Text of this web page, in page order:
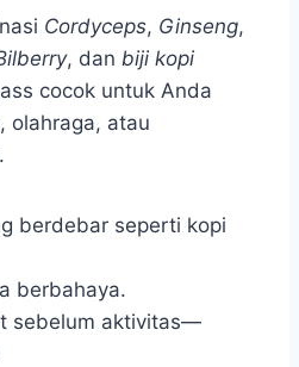
Cordyceps, Ginseng,
, dan biji kopi
cocok untuk Anda
olahraga, atau
berdebar seperti kopi
berbahaya.
sebelum aktivitas—